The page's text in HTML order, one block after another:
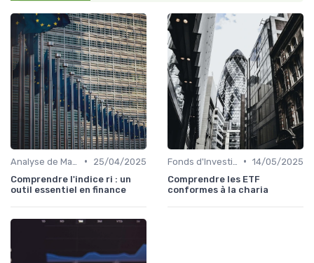
•
25/04/2025
Comprendre l'indice ri : un
outil essentiel en finance
• 14/05/2025
Comprendre les ETF
conformes à la charia